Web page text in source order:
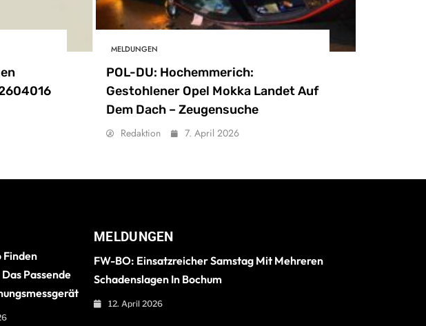
MELDUNGEN
POL-DU: Hochemmerich:
Gestohlener Opel Mokka Landet Auf
Dem Dach – Zeugensuche
Redaktion 7. April 2026
Finden
Passende
MELDUNGEN
FW-BO: Einsatzreicher Samstag Mit Mehreren
Schadenslagen In Bochum
12. April 2026